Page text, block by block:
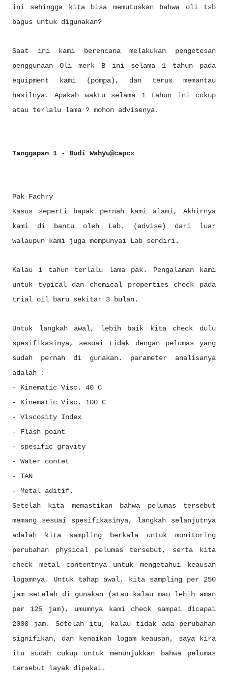
ini sehingga kita bisa memutuskan bahwa oli tsb
bagus untuk digunakan?
Saat ini kami berencana melakukan pengetesan
penggunaan Oli merk B ini selama 1 tahun pada
equipment kami (pompa), dan terus memantau
hasilnya. Apakah waktu selama 1 tahun ini cukup
atau terlalu lama ? mohon advisenya.
Tanggapan 1 - Budi Wahyu@capcx
Pak Fachry
Kasus seperti bapak pernah kami alami, Akhirnya
kami di bantu oleh Lab. (advise) dari luar
walaupun kami juga mempunyai Lab sendiri.
Kalau 1 tahun terlalu lama pak. Pengalaman kami
untuk typical dan chemical properties check pada
trial oil baru sekitar 3 bulan.
Untuk langkah awal, lebih baik kita check dulu
spesifikasinya, sesuai tidak dengan pelumas yang
sudah pernah di gunakan. parameter analisanya
adalah :
- Kinematic Visc. 40 C
- Kinematic Visc. 100 C
- Viscosity Index
- Flash point
- spesific gravity
- Water contet
- TAN
- Metal aditif.
Setelah kita memastikan bahwa pelumas tersebut
memang sesuai spesifikasinya, langkah selanjutnya
adalah kita sampling berkala untuk monitoring
perubahan physical pelumas tersebut, serta kita
check metal contentnya untuk mengetahui keausan
logamnya. Untuk tahap awal, kita sampling per 250
jam setelah di gunakan (atau kalau mau lebih aman
per 125 jam), umumnya kami check sampai dicapai
2000 jam. Setelah itu, kalau tidak ada perubahan
signifikan, dan kenaikan logam keausan, saya kira
itu sudah cukup untuk menunjukkan bahwa pelumas
tersebut layak dipakai.